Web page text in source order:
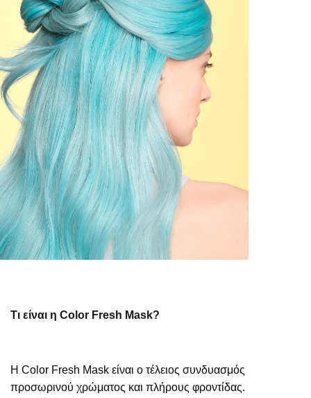
Τι είναι η Color Fresh Mask?
Η Color Fresh Mask είναι ο τέλειος συνδυασμός
προσωρινού χρώματος και πλήρους φροντίδας.